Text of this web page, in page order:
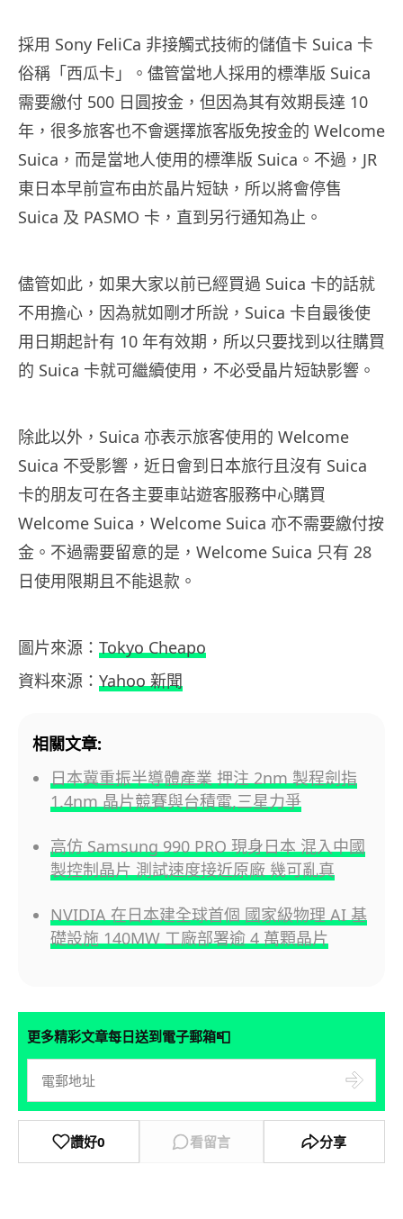
採用 Sony FeliCa 非接觸式技術的儲值卡 Suica 卡
俗稱「西瓜卡」。儘管當地人採用的標準版 Suica
需要繳付 500 日圓按金，但因為其有效期長達 10
年，很多旅客也不會選擇旅客版免按金的 Welcome
Suica，而是當地人使用的標準版 Suica。不過，JR
東日本早前宣布由於晶片短缺，所以將會停售
Suica 及 PASMO 卡，直到另行通知為止。
儘管如此，如果大家以前已經買過 Suica 卡的話就
不用擔心，因為就如剛才所說，Suica 卡自最後使
用日期起計有 10 年有效期，所以只要找到以往購買
的 Suica 卡就可繼續使用，不必受晶片短缺影響。
除此以外，Suica 亦表示旅客使用的 Welcome
Suica 不受影響，近日會到日本旅行且沒有 Suica
卡的朋友可在各主要車站遊客服務中心購買
Welcome Suica，Welcome Suica 亦不需要繳付按
金。不過需要留意的是，Welcome Suica 只有 28
日使用限期且不能退款。
圖片來源： Tokyo Cheapo
資料來源： Yahoo 新聞
相關文章:
日本冀重振半導體產業 押注 2nm 製程劍指
1.4nm 晶片競賽與台積電,三星力爭
高仿 Samsung 990 PRO 現身日本 混入中國
製控制晶片 測試速度接近原廠 幾可亂真
NVIDIA 在日本建全球首個 國家級物理 AI 基
礎設施 140MW 工廠部署逾 4 萬顆晶片
更多精彩文章每日送到電子郵箱📮
讚好0 看留言 分享